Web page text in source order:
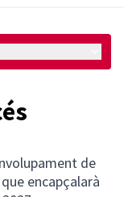
de
encapçalarà